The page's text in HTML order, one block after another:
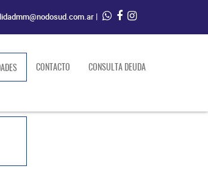
|
(current)CONTACTO CONSULTA DEUDA